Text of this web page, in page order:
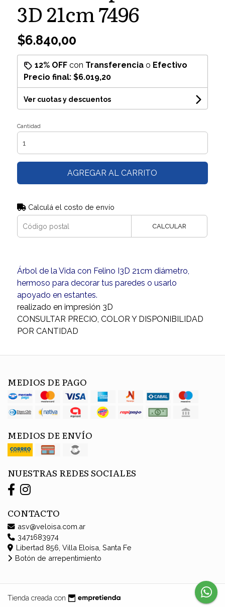
3D 21cm 7496
$6.840,00
12% OFFcon Transferenciao Efectivo
Precio final: $6.019,20
Ver cuotas y descuentos
Cantidad
AGREGAR AL CARRITO
Calculá el costo de envío
CALCULAR
Árbol de la Vida con Felino I3D 21cm diámetro,
hermoso para decorar tus paredes o usarlo
apoyado en estantes.
realizado en impresión 3D
CONSULTAR PRECIO, COLOR Y DISPONIBILIDAD
POR CANTIDAD
MEDIOS DE PAGO
MEDIOS DE ENVÍO
NUESTRAS REDES SOCIALES
CONTACTO
asv@veloisa.com.ar
3471683974
Libertad 856, Villa Eloísa, Santa Fe
Botón de arrepentimiento
Tienda creada con